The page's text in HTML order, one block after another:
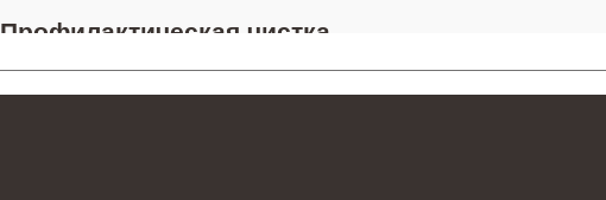
Профилактическая чистка